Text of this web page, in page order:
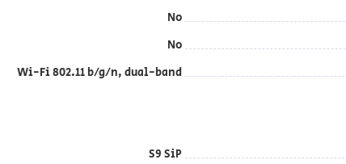
No
No
Wi-Fi 802.11 b/g/n, dual-band
S9 SiP